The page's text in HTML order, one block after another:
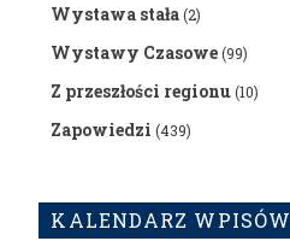
Wystawa stała(2)
Wystawy Czasowe(99)
Z przeszłości regionu(10)
Zapowiedzi (439)
KALENDARZ WPISÓW